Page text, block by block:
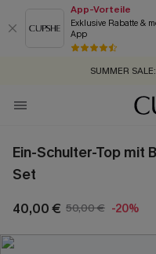
App-Vorteile
Exklusive Rabatte &
App
GRATIS MASSBAND MIT
SUMMER SALE:
ZUM NEWSLETTER:
Ein-Schulter-Top mit
Set
40,00 € 50,00 € -20%